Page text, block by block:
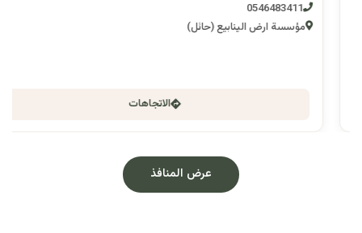
0546483411
مؤسسة ارض الينابيع (حائل)
الاتجاهات
عرض المنافذ